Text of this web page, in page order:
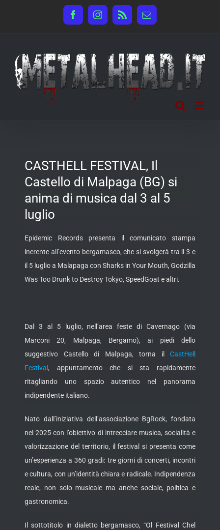
FacebookInstagram
Rss Email
CASTHELL FESTIVAL, Il
Castello di Malpaga (BG) si
anima di musica dal 3 al 5
luglio
Epidemic Records presenta il comunicato stampa
inerente all’evento bergamasco, che si svolgerà tra il 3 e
il 5 luglio a Malapaga con Sharks in Your Mouth, Godzilla
Was Too Drunk to Destroy Tokyo, SpeedGoat e altri.
Dal 3 al 5 luglio, nell’area feste di Cavernago (via
Marconi 20, Malpaga, Bergamo), ai piedi dello
suggestivo Castello di Malpaga, torna il CastHell
Festival , appuntamento che si sta rapidamente
ritagliando uno spazio autentico nel panorama
indipendente italiano.
Nato dall’iniziativa dell’associazione BgRock, fondata
nel 2025 con l’obiettivo di intrecciare musica, socialità e
valorizzazione del territorio, il festival si presenta come
un’esperienza a 360 gradi: tre giorni di concerti, incontri
e cultura, con un’identità chiara e radicale. Indipendenza
reale, non solo musicale ma anche sociale, politica e
gastronomica.
Il sottotitolo in dialetto bergamasco, “Ol Festival Chel